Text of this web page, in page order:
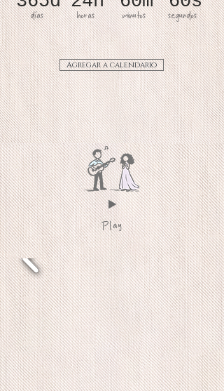
días horas minutos segundos
Agregar a calendario
Play